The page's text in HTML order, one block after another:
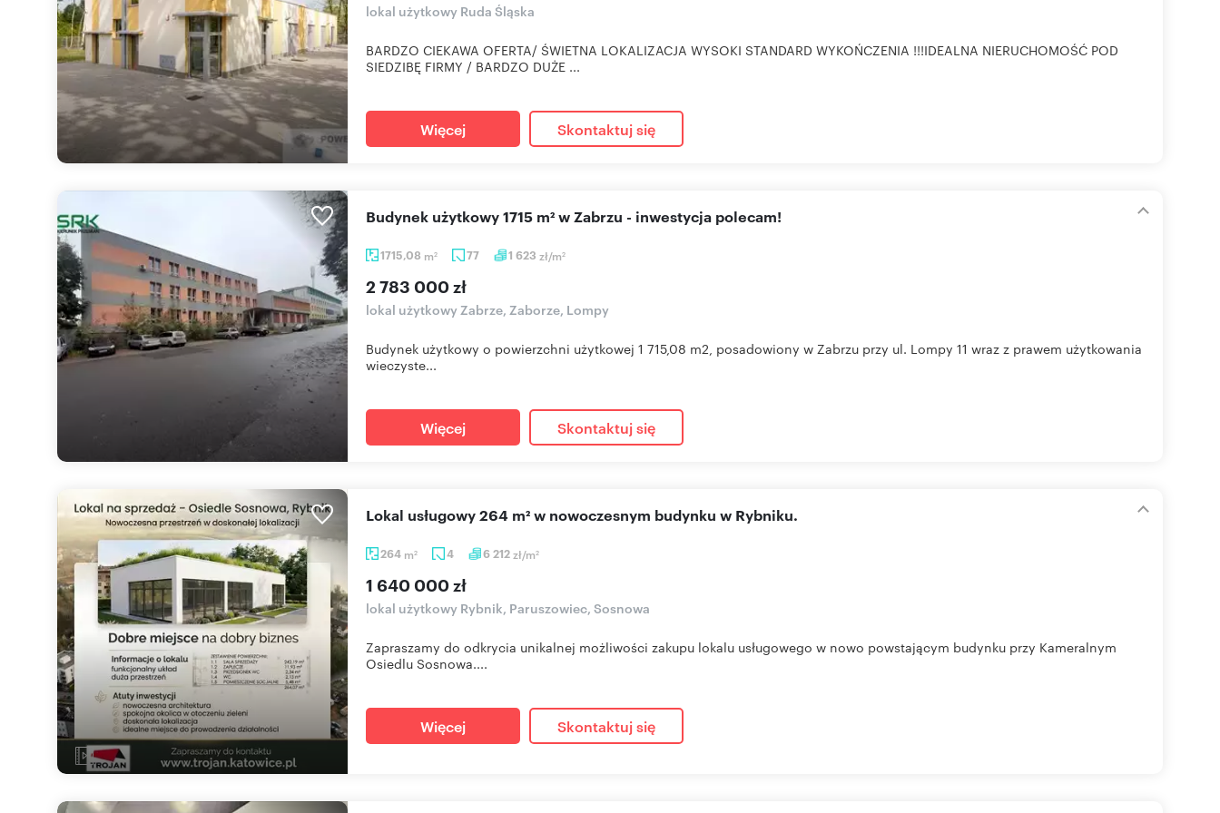
lokal użytkowy Ruda Śląska
BARDZO CIEKAWA OFERTA/ ŚWIETNA LOKALIZACJA WYSOKI STANDARD WYKOŃCZENIA !!!IDEALNA NIERUCHOMOŚĆ POD
SIEDZIBĘ FIRMY / BARDZO DUŻE ...
Więcej Skontaktuj się
1715,08 m2 77 1 623 zł/m2
Budynek użytkowy 1715 m² w Zabrzu - inwestycja polecam!
2 783 000 zł
lokal użytkowy Zabrze, Zaborze, Lompy
Budynek użytkowy o powierzchni użytkowej 1 715,08 m2, posadowiony w Zabrzu przy ul. Lompy 11 wraz z prawem użytkowania
wieczyste...
Więcej Skontaktuj się
264 m2 4 6 212zł/m2
Lokal usługowy 264 m² w nowoczesnym budynku w Rybniku.
1 640 000 zł
lokal użytkowy Rybnik, Paruszowiec, Sosnowa
Zapraszamy do odkrycia unikalnej możliwości zakupu lokalu usługowego w nowo powstającym budynku przy Kameralnym
Osiedlu Sosnowa....
Więcej Skontaktuj się